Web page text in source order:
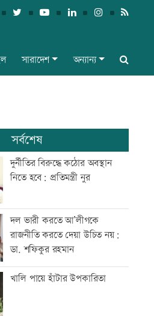
সারাদেশ অন্যান্য
সর্বশেষ
দুর্নীতির বিরুদ্ধে কঠোর অবস্থান
নিতে হবে: প্রতিমন্ত্রী নুর
দল ভারী করতে আ’লীগকে
রাজনীতি করতে দেয়া উচিত নয়:
ডা. শফিকুর রহমান
খালি পায়ে হাঁটার উপকারিতা